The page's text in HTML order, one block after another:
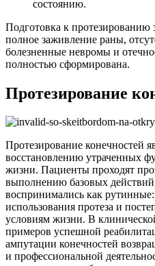
состоянию.
Подготовка к протезированию
полное заживление раны,
болезненные невромы и
полностью сформирована.
Протезирование
Протезирование конечностей
восстановлению утраченных
жизни. Пациенты проходят
выполнению базовых
воспринимались как
использования протеза и
условиям жизни. В
примеров успешной
ампутации конечностей
и профессиональной